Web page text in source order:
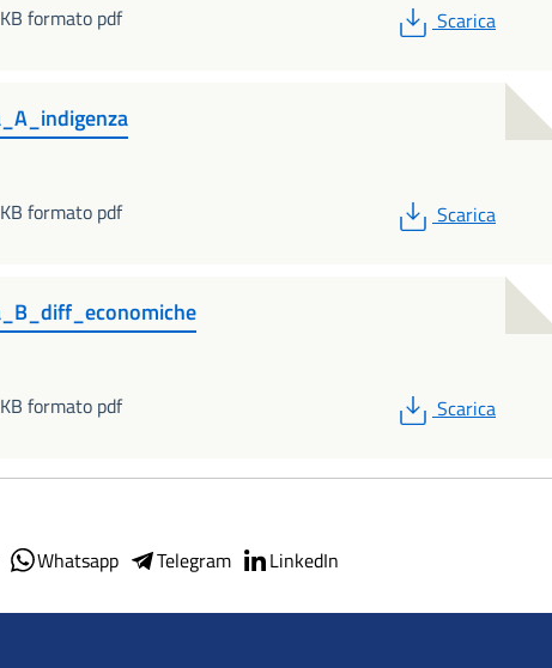
formato pdf
PDF
Scarica
formato pdf
PDF
Scarica
formato pdf
PDF
Scarica
Whatsapp Telegram LinkedIn